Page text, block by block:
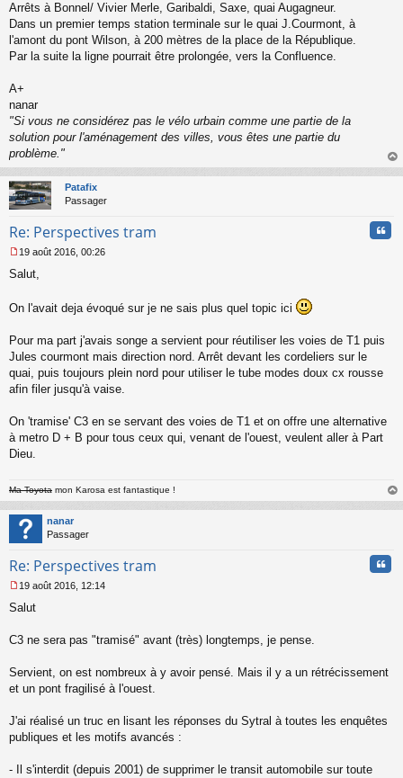
Arrêts à Bonnel/ Vivier Merle, Garibaldi, Saxe, quai Augagneur.
Dans un premier temps station terminale sur le quai J.Courmont, à
l'amont du pont Wilson, à 200 mètres de la place de la République.
Par la suite la ligne pourrait être prolongée, vers la Confluence.
A+
nanar
"Si vous ne considérez pas le vélo urbain comme une partie de la
solution pour l'aménagement des villes, vous êtes une partie du
problème."
au
Patafix
Passager
Re: Perspectives tram
e
a
e
n
o
n
l
19 août 2016, 00:26
Salut,
On l'avait deja évoqué sur je ne sais plus quel topic ici
Pour ma part j'avais songe a servient pour réutiliser les voies de T1 puis
Jules courmont mais direction nord. Arrêt devant les cordeliers sur le
quai, puis toujours plein nord pour utiliser le tube modes doux cx rousse
afin filer jusqu'à vaise.
On 'tramise' C3 en se servant des voies de T1 et on offre une alternative
à metro D + B pour tous ceux qui, venant de l'ouest, veulent aller à Part
Dieu.
Ma Toyota mon Karosa est fantastique !
au
nanar
Passager
Re: Perspectives tram
e
s
e
n
n
u
19 août 2016, 12:14
Salut
C3 ne sera pas "tramisé" avant (très) longtemps, je pense.
Servient, on est nombreux à y avoir pensé. Mais il y a un rétrécissement
et un pont fragilisé à l'ouest.
J'ai réalisé un truc en lisant les réponses du Sytral à toutes les enquêtes
publiques et les motifs avancés :
- Il s'interdit (depuis 2001) de supprimer le transit automobile sur toute